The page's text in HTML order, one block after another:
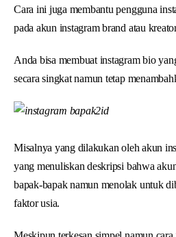
Cara ini juga membantu pengguna
pada akun instagram brand atau
Anda bisa membuat instagram bio
secara singkat namun tetap
Misalnya yang dilakukan oleh akun
yang menuliskan deskripsi bahwa
bapak-bapak namun menolak untuk
faktor usia.